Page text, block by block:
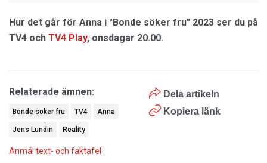
Hur det går för Anna i "Bonde söker fru" 2023 ser du på
TV4 och TV4 Play, onsdagar 20.00.
Dela artikeln
Kopiera länk
Relaterade ämnen:
Bonde söker fru TV4 Anna
Jens Lundin Reality
Anmäl text- och faktafel